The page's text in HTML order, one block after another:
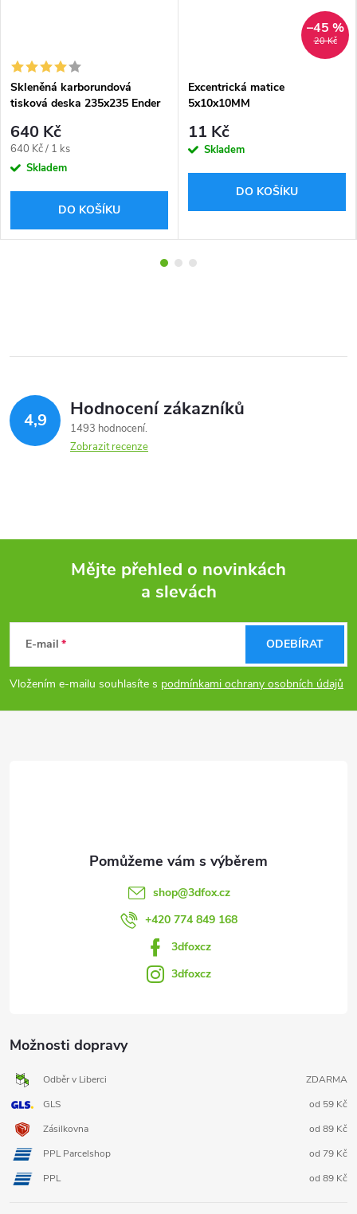
Skleněná karborundová
tisková deska 235x235 Ender
640 Kč
Měrná
cena:
640 Kč / 1 ks
Skladem
DO KOŠÍKU
20 Kč
–45 %
Excentrická matice
5x10x10MM
11 Kč
Skladem
DO KOŠÍKU
4,9 Hodnocení zákazníků
1493 hodnocení
Zobrazit recenze
p
a
Mějte přehled o novinkách
a slevách
E-mail
Vložením e-mailu souhlasíte s podmínkami ochrany osobních údajů
ODEBÍRAT
Možnosti dopravy
Odběr v Liberci
ZDARMA
GLS
od 59 Kč
Zásilkovna
od 89 Kč
PPL Parcelshop
od 79 Kč
PPL
od 89 Kč
shop@3dfox.cz
+420 774 849 168
3dfoxcz
3dfoxcz